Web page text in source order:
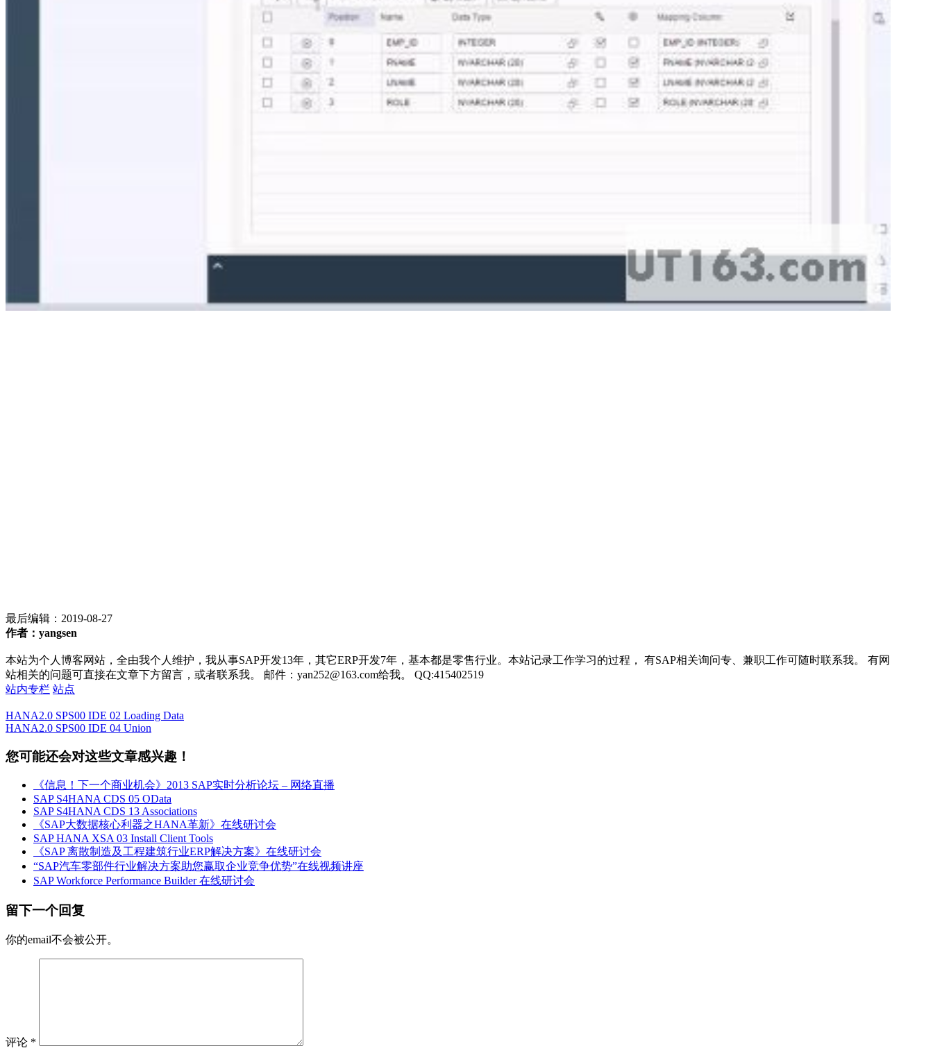
最后编辑： 2019-08-27
作者：yangsen
本站为个人博客网站，全由我个人维护，我从事SAP开发13年，其它ERP开发7年，基本都是零售行业。本站记录工作学习的过程， 有SAP相关询问专、兼职工作可随时联系我。 有网
站相关的问题可直接在文章下方留言，或者联系我。 邮件：yan252@163.com给我。 QQ:415402519
站内专栏 站点
HANA2.0 SPS00 IDE 02 Loading Data
HANA2.0 SPS00 IDE 04 Union
您可能还会对这些文章感兴趣！
《信息！下一个商业机会》2013 SAP实时分析论坛 – 网络直播
SAP S4HANA CDS 05 OData
SAP S4HANA CDS 13 Associations
《SAP大数据核心利器之HANA革新》在线研讨会
SAP HANA XSA 03 Install Client Tools
《SAP 离散制造及工程建筑行业ERP解决方案》在线研讨会
“SAP汽车零部件行业解决方案助您赢取企业竞争优势”在线视频讲座
SAP Workforce Performance Builder 在线研讨会
留下一个回复
你的email不会被公开。
评论 *